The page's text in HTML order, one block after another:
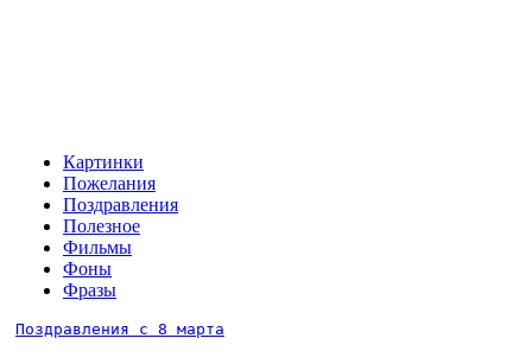
Картинки
Пожелания
Поздравления
Полезное
Фильмы
Фоны
Фразы
Поздравления с 8 марта